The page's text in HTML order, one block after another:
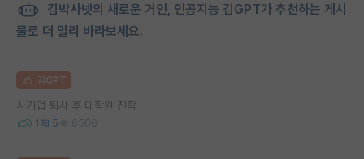
김박사넷의 새로운 거인, 인공지능 김GPT가 추천하는 게시
물로 더 멀리 바라보세요.
김GPT
사기업 퇴사 후 대학원 진학
1 5 6506